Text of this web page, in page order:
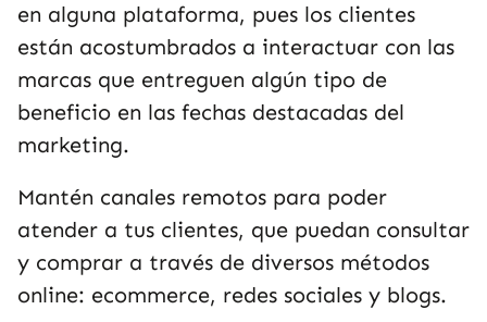
en alguna plataforma, pues los clientes
están acostumbrados a interactuar con las
marcas que entreguen algún tipo de
beneficio en las fechas destacadas del
marketing.
Mantén canales remotos para poder
atender a tus clientes, que puedan consultar
y comprar a través de diversos métodos
online: ecommerce, redes sociales y blogs.